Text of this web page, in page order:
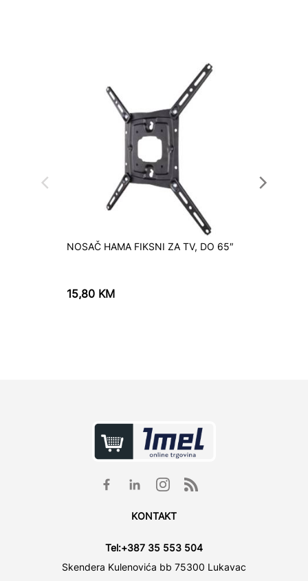
NOSAČ HAMA FIKSNI ZA TV, DO 65″
15,80 KM
KONTAKT
Tel:+387 35 553 504
Skendera Kulenovića bb 75300 Lukavac